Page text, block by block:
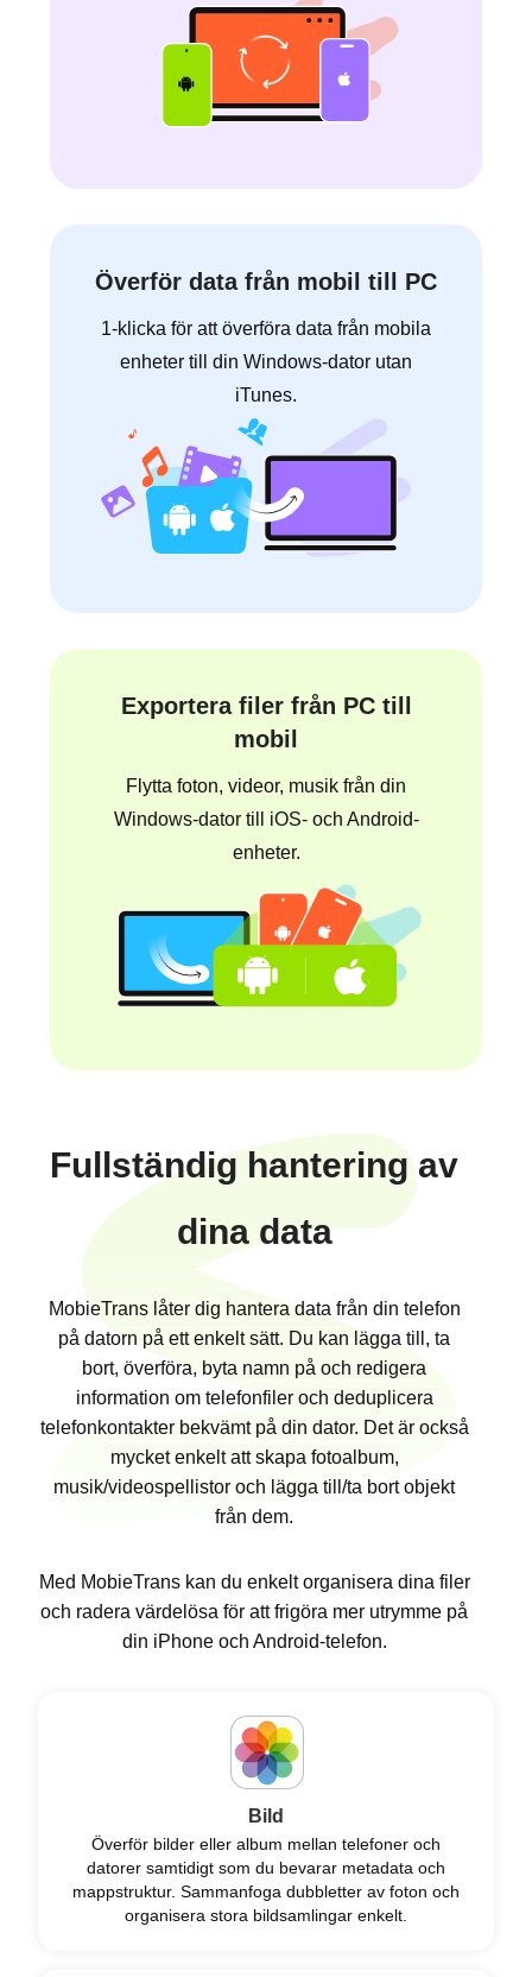
Överför data från mobil till PC
1-klicka för att överföra data från mobila
enheter till din Windows-dator utan
iTunes.
Exportera filer från PC till
mobil
Flytta foton, videor, musik från din
Windows-dator till iOS- och Android-
enheter.
Fullständig hantering av
dina data
MobieTrans låter dig hantera data från din telefon
på datorn på ett enkelt sätt. Du kan lägga till, ta
bort, överföra, byta namn på och redigera
information om telefonfiler och deduplicera
telefonkontakter bekvämt på din dator. Det är också
mycket enkelt att skapa fotoalbum,
musik/videospellistor och lägga till/ta bort objekt
från dem.
Med MobieTrans kan du enkelt organisera dina filer
och radera värdelösa för att frigöra mer utrymme på
din iPhone och Android-telefon.
Bild
Överför bilder eller album mellan telefoner och
datorer samtidigt som du bevarar metadata och
mappstruktur. Sammanfoga dubbletter av foton och
organisera stora bildsamlingar enkelt.